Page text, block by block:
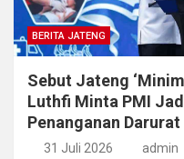
BERITA JATENG
Sebut Jateng
Luthfi Minta PMI
Penanganan Darurat
31 Juli 2026 admin